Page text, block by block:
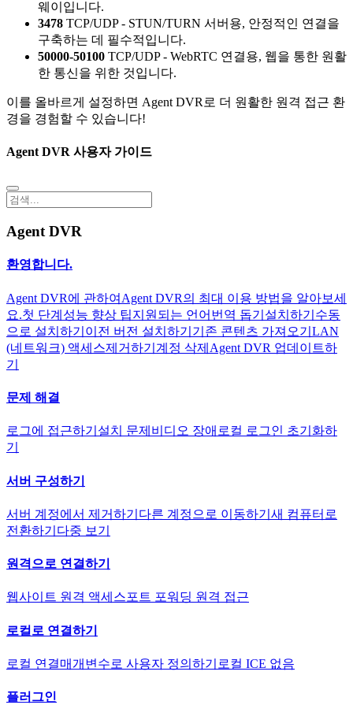
웨이입니다.
3478 TCP/UDP - STUN/TURN 서버용, 안정적인 연결을
구축하는 데 필수적입니다.
50000-50100 TCP/UDP - WebRTC 연결용, 웹을 통한 원활
한 통신을 위한 것입니다.
이를 올바르게 설정하면 Agent DVR로 더 원활한 원격 접근 환
경을 경험할 수 있습니다!
Agent DVR 사용자 가이드
Agent DVR
환영합니다.
Agent DVR에 관하여 Agent DVR의 최대 이용 방법을 알아보세
요.첫 단계 성능 향상 팁지원되는 언어 번역 돕기 설치하기 수동
으로 설치하기 이전 버전 설치하기 기존 콘텐츠 가져오기 LAN
(네트워크) 액세스제거하기 계정 삭제 Agent DVR 업데이트하
기
문제 해결
로그에 접근하기 설치 문제 비디오 장애 로컬 로그인 초기화하
기
서버 구성하기
서버 계정에서 제거하기 다른 계정으로 이동하기 새 컴퓨터로
전환하기 다중 보기
원격으로 연결하기
웹사이트 원격 액세스포트 포워딩 원격 접근
로컬로 연결하기
로컬 연결매개변수로 사용자 정의하기 로컬 ICE 없음
플러그인